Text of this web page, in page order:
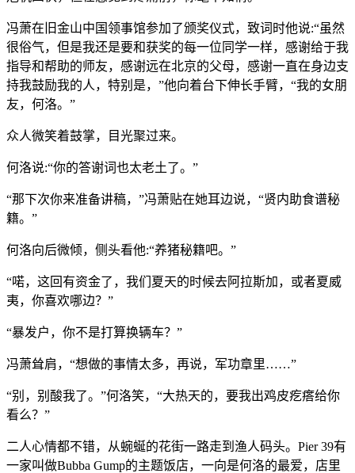
冯萧在旧金山中国领事馆参加了颁奖仪式，致词时他说:“虽然
很俗气，但是我还是要和获奖的每一位同学一样，感谢给于我
指导和帮助的师友，感谢远在北京的父母，感谢一直在身边支
持我鼓励我的人，特别是，”他向着台下伸长手臂，“我的女朋
友，何洛。”
众人微笑着鼓掌，目光聚过来。
何洛说:“你的答谢词也太老土了。”
“那下次你来准备讲稿，”冯萧贴在她耳边说，“贤内助食谱秘
籍。”
何洛向后微倾，侧头看他:“养猪秘籍吧。”
“喏，这回有资金了，我们夏天的时候去阿拉斯加，或者夏威
夷，你喜欢哪边？”
“暴发户，你不是打算换辆车？”
冯萧耸肩，“想做的事情太多，再说，军功章里……”
“别，别酸我了。”何洛笑，“大热天的，要我出鸡皮疙瘩给你
看么？”
二人心情都不错，从蜿蜒的花街一路走到渔人码头。Pier 39有
一家叫做Bubba Gump的主题饭店，一向是何洛的最爱，店里